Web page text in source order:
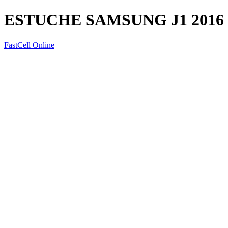
ESTUCHE SAMSUNG J1
FastCell Online